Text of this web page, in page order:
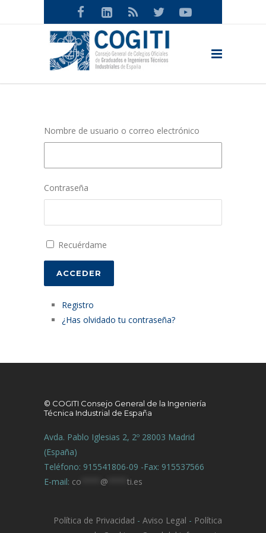
Nombre de usuario o correo electrónico
Contraseña
Recuérdame
ACCEDER
Registro
¿Has olvidado tu contraseña?
© COGITI Consejo General de la Ingeniería
Técnica Industrial de España
Avda. Pablo Iglesias 2, 2º 28003 Madrid
(España)
Teléfono: 915541806-09 -Fax: 915537566
E-mail: co @ ti.es
Política de Privacidad - Aviso Legal - Política